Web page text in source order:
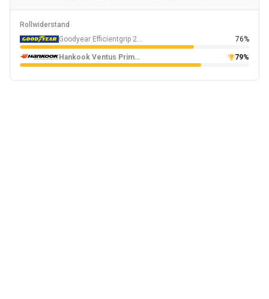
Rollwiderstand
Goodyear Efficientgrip 2 SUV
76%
Hankook Ventus Prime 4 79%